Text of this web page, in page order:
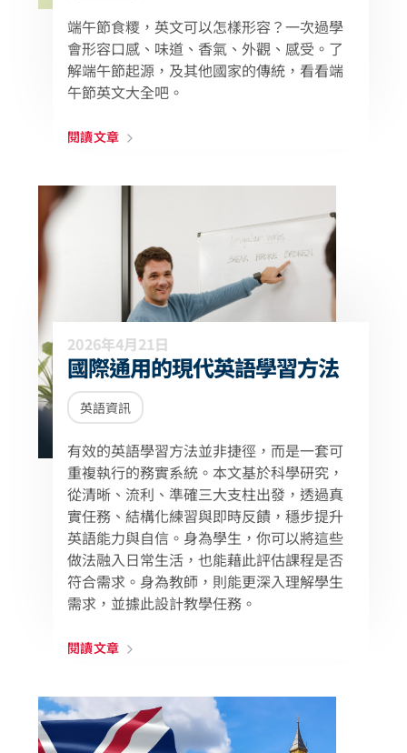
端午節食糭，英文可以怎樣形容？一次過學
會形容口感、味道、香氣、外觀、感受。了
解端午節起源，及其他國家的傳統，看看端
午節英文大全吧。
閱讀文章
2026年4月21日
國際通用的現代英語學習方法
英語資訊
有效的英語學習方法並非捷徑，而是一套可
重複執行的務實系統。本文基於科學研究，
從清晰、流利、準確三大支柱出發，透過真
實任務、結構化練習與即時反饋，穩步提升
英語能力與自信。身為學生，你可以將這些
做法融入日常生活，也能藉此評估課程是否
符合需求。身為教師，則能更深入理解學生
需求，並據此設計教學任務。
閱讀文章